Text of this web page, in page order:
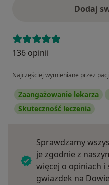
Dodaj
136 opinii
Najczęściej wymieniane przez
Zaangażowanie lekarza
Skuteczność leczenia
Sprawdzamy
je zgodnie z
więcej o opiniach i
gwiazdek na